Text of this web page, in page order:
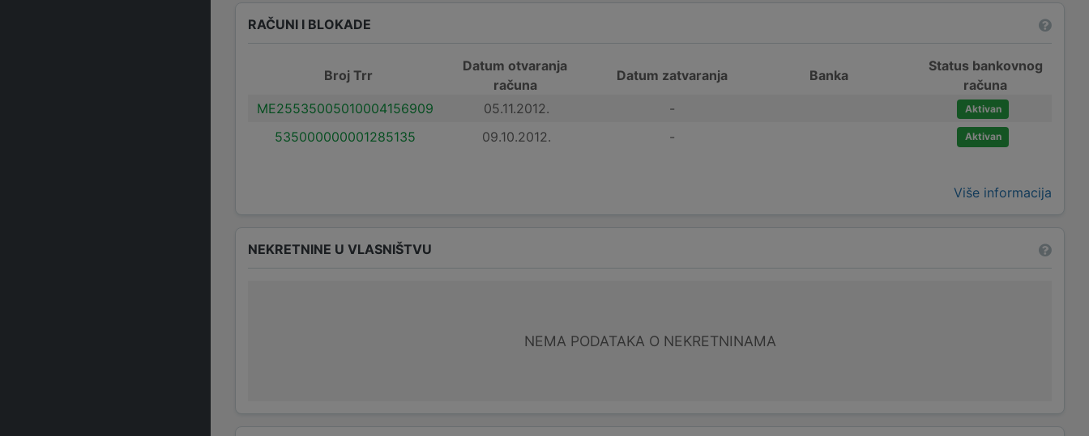
RAČUNI I BLOKADE
Broj Trr
Datum otvaranja
računa
Datum zatvaranja Banka
Status bankovnog
računa
ME25535005010004156909
05.11.2012. - Aktivan
535000000001285135 09.10.2012. - Aktivan
Više informacija
NEKRETNINE U VLASNIŠTVU
NEMA PODATAKA O NEKRETNINAMA